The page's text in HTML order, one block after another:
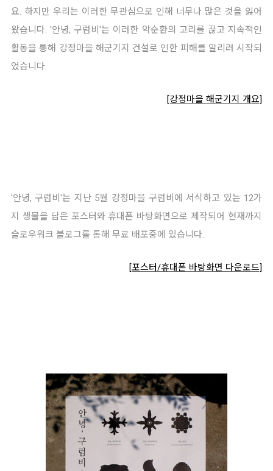
요. 하지만 우리는 이러한 무관심으로 인해 너무나 많은 것을 잃어
왔습니다. '안녕, 구럼비'는 이러한 악순환의 고리를 끊고 지속적인
활동을 통해 강정마을 해군기지 건설로 인한 피해를 알리려 시작되
었습니다.
[강정마을 해군기지 개요]
'안녕, 구럼비'는 지난 5월 강정마을 구럼비에 서식하고 있는 12가
지 생물을 담은 포스터와 휴대폰 바탕화면으로 제작되어 현재까지
슬로우워크 블로그를 통해 무료 배포중에 있습니다.
[포스터/휴대폰 바탕화면 다운로드]